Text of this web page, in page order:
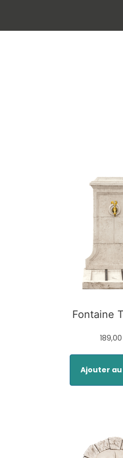
Fontaine
Ajouter